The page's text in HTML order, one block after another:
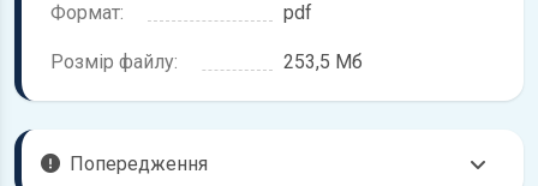
Формат: pdf
Розмір файлу: 253,5 Мб
Попередження